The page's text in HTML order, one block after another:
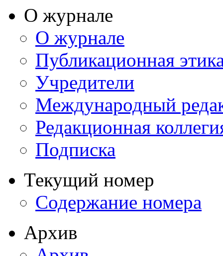
О журнале
О журнале
Публикационная
Учредители
Международный
Редакционная
Подписка
Текущий номер
Содержание номера
Архив